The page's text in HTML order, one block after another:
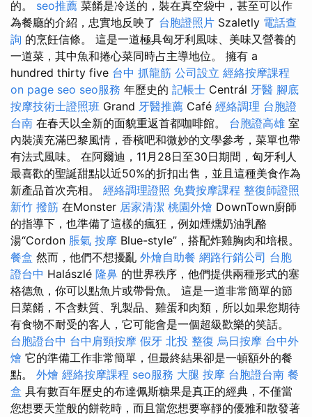
的。 seo推薦 菜餚是冷送的，裝在真空袋中，甚至可以作
為餐廳的介紹，忠實地反映了 台胞證照片 Szaletly 電話查
詢 的烹飪信條。 這是一道極具匈牙利風味、美味又營養的
一道菜，其中魚和捲心菜同時占主導地位。 擁有 a
hundred thirty five 台中 抓龍筋 公司設立 經絡按摩課程
on page seo seo服務 年歷史的 記帳士 Centrál 牙醫 腳底
按摩技術士證照班 Grand 牙醫推薦 Café 經絡調理 台胞證
台南 在春天以全新的面貌重返首都咖啡館。 台胞證高雄 室
內裝潢充滿巴黎風情，香檳吧和微妙的文學參考，菜單也帶
有法式風味。 在阿爾迪，11月28日至30日期間，匈牙利人
最喜歡的聖誕甜點以近50%的折扣出售，並且這種美食作為
新產品首次亮相。 經絡調理證照 免費按摩課程 整復師證照
新竹 撥筋 在Monster 居家清潔 桃園外燴 DownTown廚師
的指導下，也準備了這樣的瘋狂，例如煙燻奶油乳酪
湯“Cordon 脹氣 按摩 Blue-style”，搭配炸雞胸肉和培根。
餐盒 然而，他們不想擾亂 外燴自助餐 網路行銷公司 台胞
證台中 Halászlé 隆鼻 的世界秩序，他們提供兩種形式的塞
格德魚，你可以點魚片或帶骨魚。 這是一道非常簡單的節
日菜餚，不含麩質、乳製品、雞蛋和肉類，所以如果您期待
有食物不耐受的客人，它可能會是一個超級歡樂的笑話。
台胞證台中 台中肩頸按摩 假牙 北投 整復 烏日按摩 台中外
燴 它的準備工作非常簡單，但最終結果卻是一頓額外的餐
點。 外燴 經絡按摩課程 seo服務 大腿 按摩 台胞證台南 餐
盒 具有數百年歷史的布達佩斯糖果是真正的經典，不僅當
您想要天堂般的餅乾時，而且當您想要寧靜的優雅和散發著